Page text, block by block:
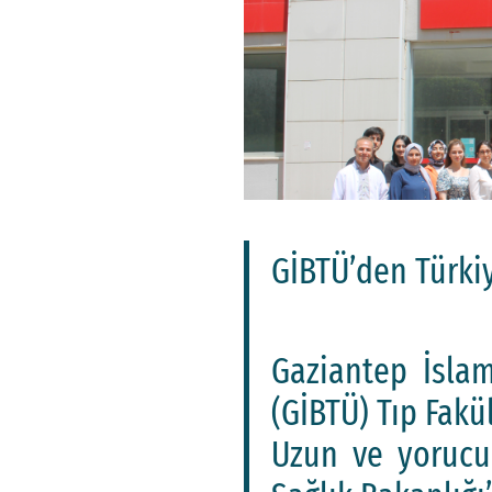
GİBTÜ’den
Gaziantep
(GİBTÜ) Tıp
Uzun ve